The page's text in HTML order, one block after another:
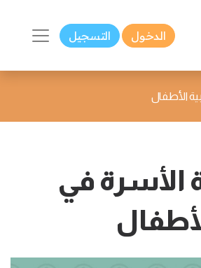
الدخول التسجيل
الأطفال
الأسرة في